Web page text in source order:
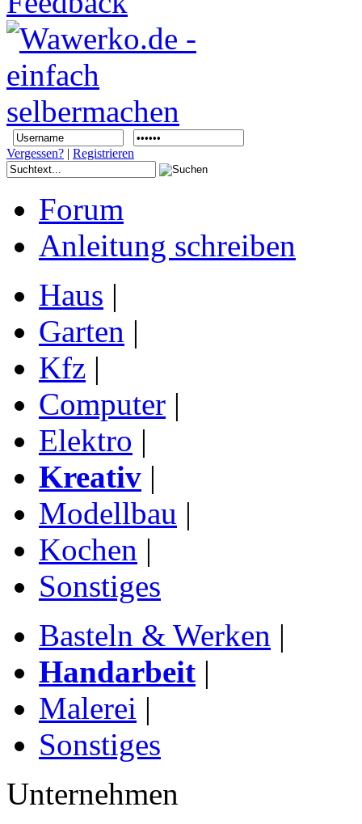
Vergessen? | Registrieren
Forum
Anleitung schreiben
Haus |
Garten |
Kfz |
Computer |
Elektro |
Kreativ |
Modellbau |
Kochen |
Sonstiges
Basteln & Werken |
Handarbeit |
Malerei |
Sonstiges
Unternehmen